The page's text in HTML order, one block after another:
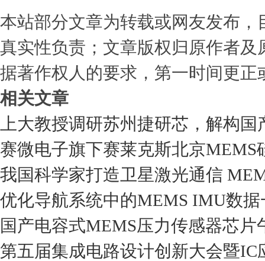
本站部分文章为转载或网友发布
真实性负责；文章版权归原作者
据著作权人的要求，第一时间更正
相关文章
上大教授调研苏州捷研芯，解构
赛微电子旗下赛莱克斯北京
我国科学家打造卫星激光通信
优化导航系统中的MEMS IMU数
国产电容式MEMS压力传感器芯片
第五届集成电路设计创新大会暨